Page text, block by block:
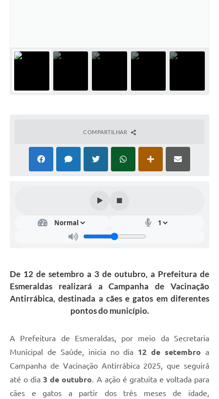
COMPARTILHAR
De 12 de setembro a 3 de outubro, a Prefeitura de
Esmeraldas realizará a Campanha de Vacinação
Antirrábica, destinada a cães e gatos em diferentes
pontos do município.
A Prefeitura de Esmeraldas, por meio da Secretaria
Municipal de Saúde, inicia no dia 12 de setembro a
Campanha de Vacinação Antirrábica 2025, que seguirá
até o dia3 de outubro . A ação é gratuita e voltada para
cães e gatos a partir dos três meses de idade,